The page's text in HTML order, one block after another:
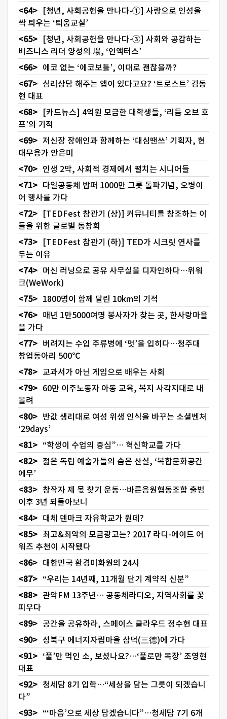
[청년, 사회공헌을 만나다-①] 사랑으로 인성을
싹 틔우는 ‘틔움교실’
[청년, 사회공헌을 만나다-③] 사회와 공감하는
비즈니스 리더 양성의 場, ‘인액터스’
에코 없는 ‘에코보틀’, 이대로 괜찮을까?
심리상담 해주는 앱이 있다고요? ‘트로스트’ 김동
현 대표
[카드뉴스] 4억원 모금한 대학생들, ‘리듬 오브 호
프’의 기적
저신장 장애인과 함께하는 ‘대심땐쓰’ 기획자, 현
대무용가 안은미
인생 2막, 사회적 경제에서 펼치는 시니어들
다일공동체 밥퍼 1000만 그릇 돌파기념, 오병이
어 행사를 가다
[TEDFest 참관기 (상)] 커뮤니티를 창조하는 이
들을 위한 글로벌 동창회
[TEDFest 참관기 (하)] TED가 시크릿 연사를
두는 이유
머신 러닝으로 공유 사무실을 디자인하다…위워
크(WeWork)
1800명이 함께 달린 10km의 기적
매년 1만5000여명 봉사자가 찾는 곳, 한사랑마을
을 가다
버려지는 수입 주류병에 ‘멋’을 입히다…청주대
창업동아리 500℃
교과서가 아닌 게임으로 배우는 사회
60만 이주노동자 아동 교육, 복지 사각지대로 내
몰려
반값 생리대로 여성 위생 인식을 바꾸는 소셜벤처
‘29days’
“학생이 수업의 중심”… 혁신학교를 가다
젊은 독립 예술가들의 숨은 산실, ‘복합문화공간
에무’
창작자 제 몫 찾기 운동…바른음원협동조합 출범
이후 3년 되돌아보니
대체 덴마크 자유학교가 뭔데?
최고&최악의 모금광고는? 2017 라디-에이드 어
워즈 추천이 시작됐다
대한민국 환경미화원의 24시
“우리는 14년째, 11개월 단기 계약직 신분”
관악FM 13주년… 공동체라디오, 지역사회를 꽃
피우다
공간을 공유하라, 스페이스 클라우드 정수현 대표
성북구 에너지자립마을 삼덕(三德)에 가다
‘풀’만 먹인 소, 보셨나요?…‘풀로만 목장’ 조영현
대표
청세담 8기 입학…“세상을 담는 그릇이 되겠습니
다”
“‘마음’으로 세상 담겠습니다”…청세담 7기 6개